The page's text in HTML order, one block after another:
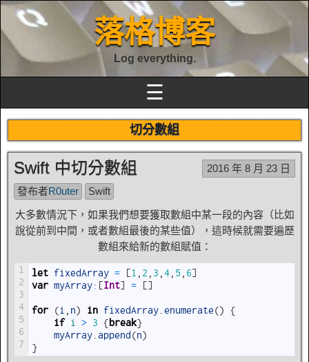
落格博客
Log everything.
☰
切分數組
Swift 中切分數組
2016 年 8 月 23 日
發布者R0uter
Swift
大多數情況下，如果我們想要獲取數組中某一段的內容（比如
說從前到中間，或者數組最後的某些值），這時候就需要遍歷
數組來給新的數組賦值：
1
2
3
4
5
6
7
let fixedArray = [1 2 3 4 5 6]
var myArray: [Int] = []
for (i n) in fixedArray enumerate()
{
if i > 3 {break}
myArray append (n)
}